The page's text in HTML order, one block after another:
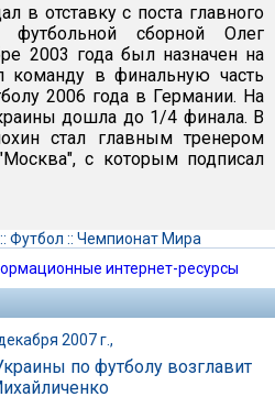
в отставку с поста главного
футбольной сборной Олег
2003 года был назначен на
команду в финальную часть
2006 года в Германии. На
дошла до 1/4 финала. В
стал главным тренером
с которым подписал
:: Футбол :: Чемпионат Мира
интернет-ресурсы
2007 г.,
по футболу возглавит